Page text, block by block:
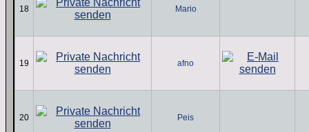
18 Mario
19 afno
20 Peis